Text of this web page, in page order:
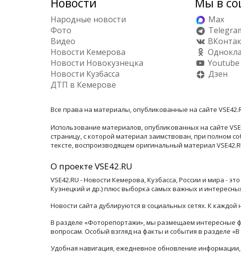
Народные новости
Фото
Видео
Новости Кемерова
Новости Новокузнецка
Новости Кузбасса
ДТП в Кемерове
Max
Youtube
Дзен
Все права на материалы, опубликованные на сайте
Использование материалов, опубликованных на сайте
страницу, с которой материал заимствован, при полном
тексте, воспроизводящем оригинальный материал
О проекте VSE42.RU
VSE42.RU - Новости Кемерова, Кузбасса, России и мира -
Кузнецкий и др.) плюс выборка самых важных и
Новости сайта дублируются в социальных сетях. К
В разделе «Фоторепортажи», мы размещаем интересные
вопросам. Особый взгляд на факты и события в разделе
Удобная навигация, ежедневное обновление